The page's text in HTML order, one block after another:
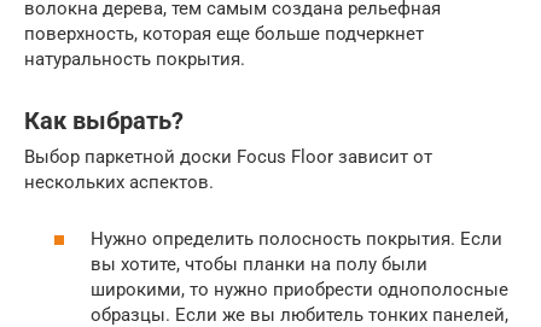
волокна дерева, тем самым создана рельефная
поверхность, которая еще больше подчеркнет
натуральность покрытия.
Как выбрать?
Выбор паркетной доски Focus Floor зависит от
нескольких аспектов.
Нужно определить полосность покрытия. Если
вы хотите, чтобы планки на полу были
широкими, то нужно приобрести однополосные
образцы. Если же вы любитель тонких панелей,